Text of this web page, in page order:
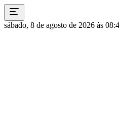
sábado, 8 de agosto de 2026 às